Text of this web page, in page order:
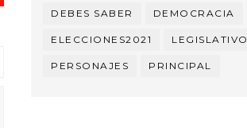
DEBES SABER DEMOCRACIA
ELECCIONES2021 LEGISLATIVO
PERSONAJES PRINCIPAL